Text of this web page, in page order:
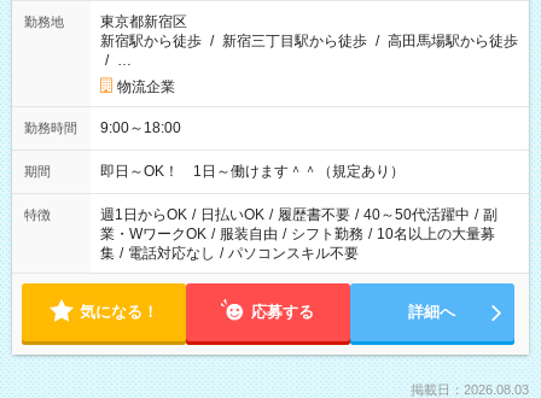
勤務地
東京都新宿区
新宿駅から徒歩 / 新宿三丁目駅から徒歩 / 高田馬場駅から徒歩
/ …
物流企業
勤務時間 9:00～18:00
期間 即日～OK！ 1日～働けます＾＾（規定あり）
特徴 週1日からOK / 日払いOK / 履歴書不要 / 40～50代活躍中 / 副
業・WワークOK / 服装自由 / シフト勤務 / 10名以上の大量募
集 / 電話対応なし / パソコンスキル不要
気になる！ 応募する 詳細へ
掲載日：2026.08.03